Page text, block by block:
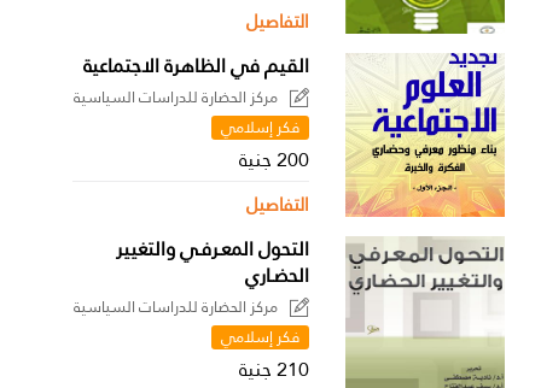
التفاصيل
القيم في الظاهرة الاجتماعية
مركز الحضارة للدراسات السياسية
فكر إسلامي
200 جنية
التفاصيل
التحول المعـرفـي والتغيير
الحضـاري
مركز الحضارة للدراسات السياسية
فكر إسلامي
210 جنية